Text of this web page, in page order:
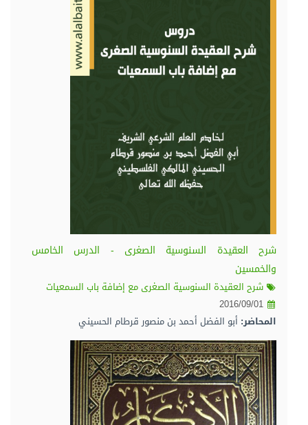
شرح العقيدة السنوسية الصغرى - الدرس الخامس
والخمسين
شرح العقيدة السنوسية الصغرى مع إضافة باب السمعيات
2016/09/01
المحاضر:أبو الفضل أحمد بن منصور قرطام الحسيني